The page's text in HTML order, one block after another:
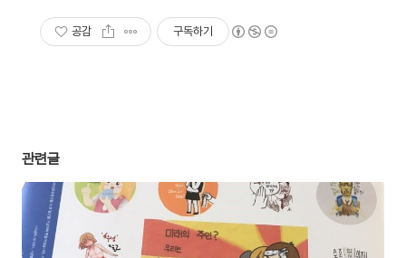
공감 구독하기
관련글